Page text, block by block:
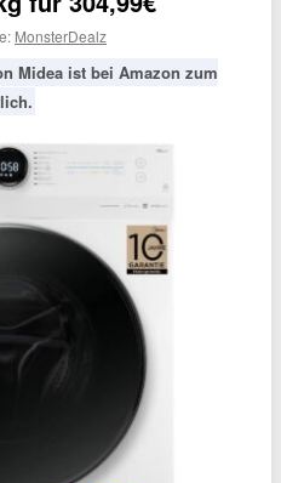
MonsterDealz
Midea ist bei Amazon zum